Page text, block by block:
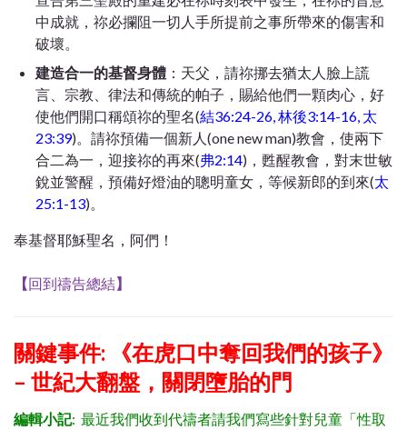
中成就，祢必攔阻一切人手所提前之事所帶來的傷害和
破壞。
建造合一的基督身體 ：天父，請祢挪去猶太人臉上謊
言、宗教、律法和傳統的帕子，賜給他們一顆肉心，好
使他們開口稱頌祢的聖名(結36:24-26, 林後3:14-16, 太
23:39)。請祢預備一個新人(one new man)教會，使兩下
合二為一，迎接祢的再來(弗2:14)，甦醒教會，對末世敏
銳並警醒，預備好燈油的聰明童女，等候新郎的到來(太
25:1-13)。
奉基督耶穌聖名，阿們！
【回到禱告總結】
關鍵事件: 《在虎口中奪回我們的孩子》
– 世紀大翻盤，關閉墮胎的門
編輯小記: 最近我們收到代禱者請我們寫些針對兒童「性取